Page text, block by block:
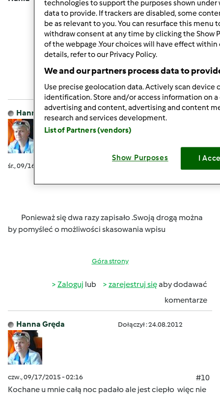
Góra strony
Zalogujlub zarejestruj sięaby dodawać
komentarze
Hanna Gręda Dołączył : 24.08.2012
śr., 09/16/2015 - 04:24
Ponieważ się dwa razy zapisało .Swoją drogą można
by pomyśleć o możliwości skasowania wpisu
Góra strony
Zaloguj lub zarejestruj sięaby dodawać
komentarze
Hanna Gręda Dołączył : 24.08.2012
czw., 09/17/2015 - 02:16
#10
Kochane u mnie całą noc padało ale jest ciepło więc nie
technologies to support the purposes shown under
data to provide. If trackers are disabled, some
be as relevant to you. You can resurface this menu
withdraw consent at any time by clicking the Show
of the webpage .Your choices will have effect within
details, refer to our Privacy Policy.
We and our partners process data to
Use precise geolocation data. Actively scan device
identification. Store and/or access information on a
advertising and content, advertising and content
research and services development.
List of Partners (vendors)
Show Purposes I